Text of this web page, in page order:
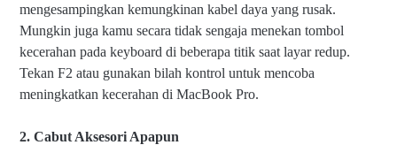
mengesampingkan kemungkinan kabel daya yang rusak.
Mungkin juga kamu secara tidak sengaja menekan tombol
kecerahan pada keyboard di beberapa titik saat layar redup.
Tekan F2 atau gunakan bilah kontrol untuk mencoba
meningkatkan kecerahan di MacBook Pro.
2. Cabut Aksesori Apapun